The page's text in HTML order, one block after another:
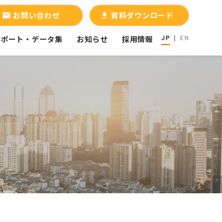
ート・データ集 お知らせ 採用情報 JP EN
email お問い合わせ file_download 資料ダウンロード